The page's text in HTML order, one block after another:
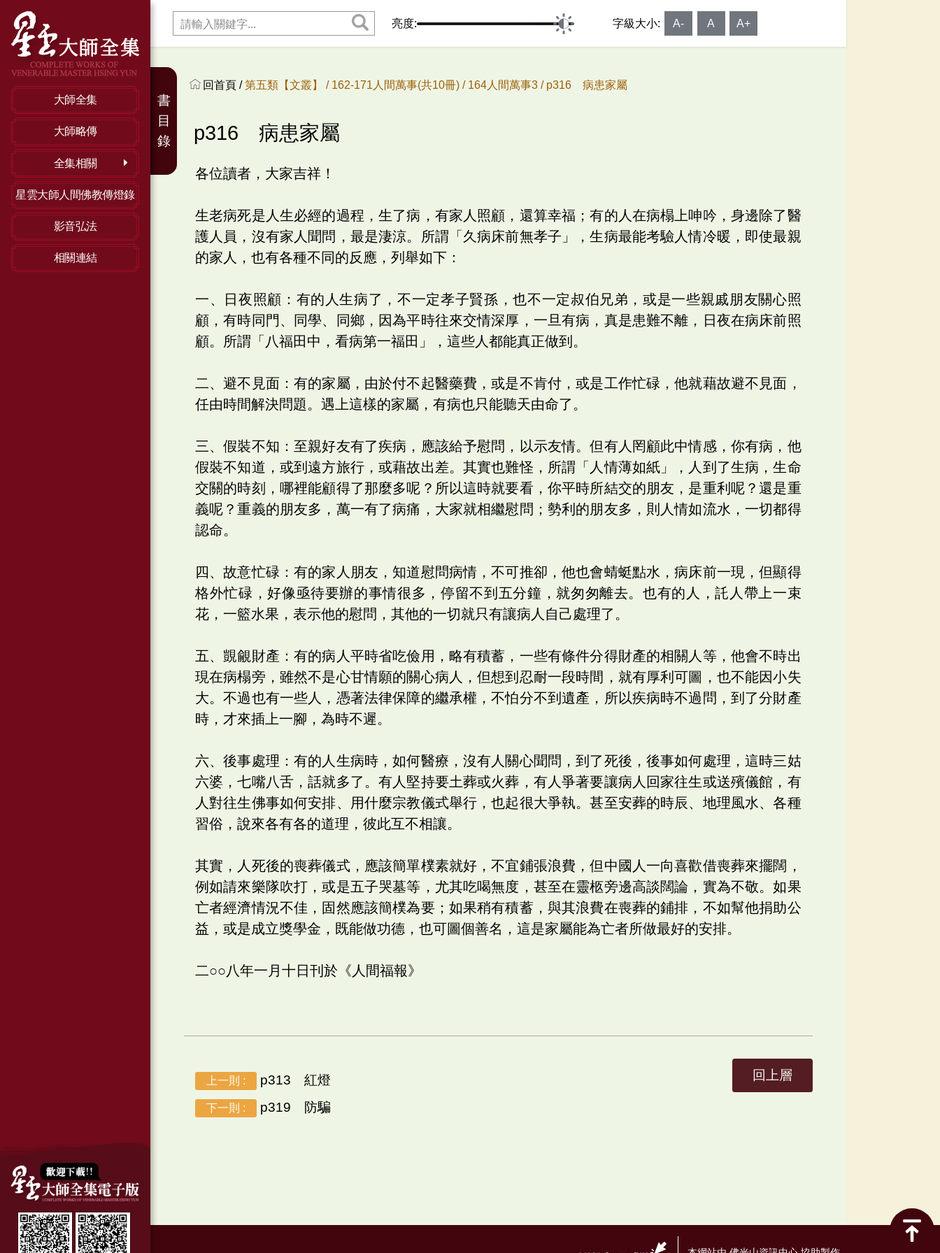
大師全集
大師略傳
全集相關
星雲大師人間佛教傳燈錄
影音弘法
相關連結
亮度: 字級大小: A- A A+
回首頁 /第五類【文叢】 / 162-171人間萬事(共10冊) / 164人間萬事3 / p316 病患家屬
p316 病患家屬
各位讀者，大家吉祥！
生老病死是人生必經的過程，生了病，有家人照顧，還算幸福；有的人在病榻上呻吟，身邊除了醫
護人員，沒有家人聞問，最是淒涼。所謂「久病床前無孝子」，生病最能考驗人情冷暖，即使最親
的家人，也有各種不同的反應，列舉如下：
一、日夜照顧：有的人生病了，不一定孝子賢孫，也不一定叔伯兄弟，或是一些親戚朋友關心照
顧，有時同門、同學、同鄉，因為平時往來交情深厚，一旦有病，真是患難不離，日夜在病床前照
顧。所謂「八福田中，看病第一福田」，這些人都能真正做到。
二、避不見面：有的家屬，由於付不起醫藥費，或是不肯付，或是工作忙碌，他就藉故避不見面，
任由時間解決問題。遇上這樣的家屬，有病也只能聽天由命了。
三、假裝不知：至親好友有了疾病，應該給予慰問，以示友情。但有人罔顧此中情感，你有病，他
假裝不知道，或到遠方旅行，或藉故出差。其實也難怪，所謂「人情薄如紙」，人到了生病，生命
交關的時刻，哪裡能顧得了那麼多呢？所以這時就要看，你平時所結交的朋友，是重利呢？還是重
義呢？重義的朋友多，萬一有了病痛，大家就相繼慰問；勢利的朋友多，則人情如流水，一切都得
認命。
四、故意忙碌：有的家人朋友，知道慰問病情，不可推卻，他也會蜻蜓點水，病床前一現，但顯得
格外忙碌，好像亟待要辦的事情很多，停留不到五分鐘，就匆匆離去。也有的人，託人帶上一束
花，一籃水果，表示他的慰問，其他的一切就只有讓病人自己處理了。
五、覬覦財產：有的病人平時省吃儉用，略有積蓄，一些有條件分得財產的相關人等，他會不時出
現在病榻旁，雖然不是心甘情願的關心病人，但想到忍耐一段時間，就有厚利可圖，也不能因小失
大。不過也有一些人，憑著法律保障的繼承權，不怕分不到遺產，所以疾病時不過問，到了分財產
時，才來插上一腳，為時不遲。
六、後事處理：有的人生病時，如何醫療，沒有人關心聞問，到了死後，後事如何處理，這時三姑
六婆，七嘴八舌，話就多了。有人堅持要土葬或火葬，有人爭著要讓病人回家往生或送殯儀館，有
人對往生佛事如何安排、用什麼宗教儀式舉行，也起很大爭執。甚至安葬的時辰、地理風水、各種
習俗，說來各有各的道理，彼此互不相讓。
其實，人死後的喪葬儀式，應該簡單樸素就好，不宜鋪張浪費，但中國人一向喜歡借喪葬來擺闊，
例如請來樂隊吹打，或是五子哭墓等，尤其吃喝無度，甚至在靈柩旁邊高談闊論，實為不敬。如果
亡者經濟情況不佳，固然應該簡樸為要；如果稍有積蓄，與其浪費在喪葬的鋪排，不如幫他捐助公
益，或是成立獎學金，既能做功德，也可圖個善名，這是家屬能為亡者所做最好的安排。
二○○八年一月十日刊於《人間福報》
上一則 : p313 紅燈
下一則 : p319 防騙
回上層
書
目
錄